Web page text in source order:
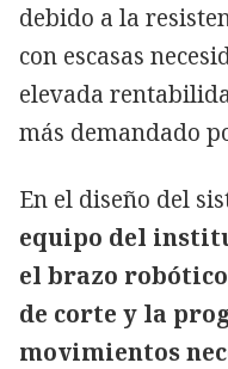
debido a la
con escasas
elevada
más demandado
En el diseño del
equipo del
el brazo
de corte y la
movimientos